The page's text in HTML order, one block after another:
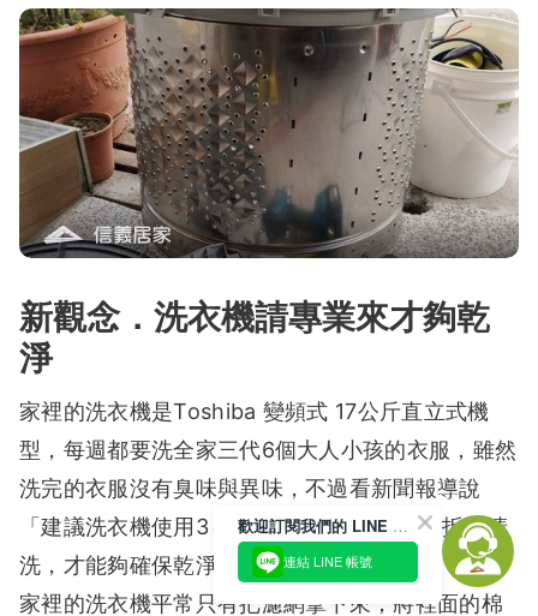
新觀念．洗衣機請專業來才夠乾
淨
家裡的洗衣機是Toshiba 變頻式 17公斤直立式機
型，每週都要洗全家三代6個大人小孩的衣服，雖然
洗完的衣服沒有臭味與異味，不過看新聞報導說
「建議洗衣機使用3～5年後要請專業的師傅拆開清
洗，才能夠確保乾淨衛生。」
家裡的洗衣機平常只有把濾網拿下來，將裡面的棉
歡迎訂閱我們的 LINE 官方帳號
連結 LINE 帳號